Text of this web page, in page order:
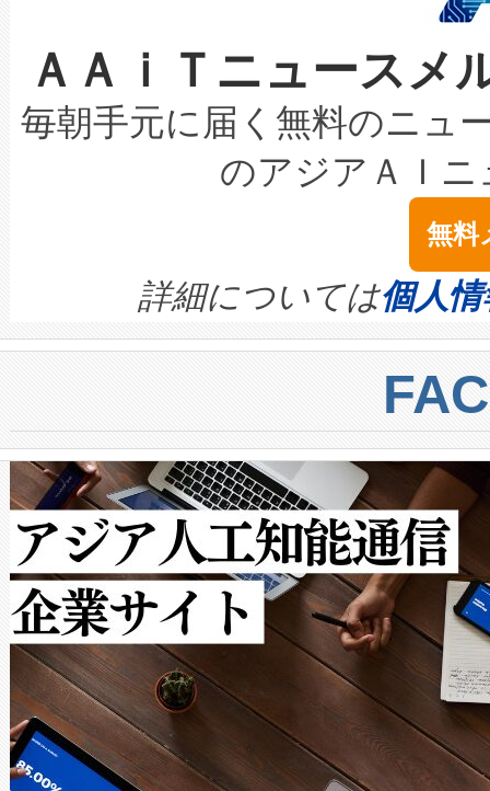
取得できる可能性もあります
設には、3億～4億ドルかか
最高経営責任者（CEO）であ
す。「当社のfully-connected
ームを利用すれば、6,000万
きます。この効率性は、フェ
限を超えて利用可能な電力容
持できるよう貢献します。こ
ービスレベル契約（SLA）違
テリー性能の劣化によるダウ
念は、現在データセンターが
ます。 Voltaiq provides a
quality and reliability for AI
BESS stack to ensure battery
centers. Voltaiqは、ai&のAI
からシステム統合、試運転、
クルの各段階のデータを監視
[…]
なレーザースポットにより、
な環境下でも豊かなディテー
キロメートル範囲を検出
LiDAR for Inspections,
は1535 nmレーザーを搭載。
イズの小径化を実現すること
す。ノーマルモードでは、
ートル先まで検出でき、これ
トに対して約600メートルに
では、反射率10％のターゲッ
で向上し、最大検知距離は
ットだけで最大1キロメート
ルの変電所周囲を監視でき、
作業と点群処理を簡素化でき
Avia 2は、2種類のFOVオプシ
× 80°のノーマルモード、長
ードを切り替えて使用するこ
ＡＡｉＴニュース
毎朝手元に届く無料のニュ
のアジアＡＩ
無料
詳細については個人